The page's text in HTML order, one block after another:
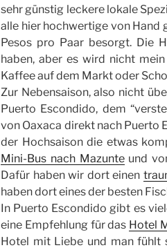
sehr günstig leckere lokale
alle hier hochwertige von
Pesos pro Paar besorgt. Die
haben, aber es wird nicht
Kaffee auf dem Markt oder
Zur Nebensaison, also nicht
Puerto Escondido, dem
von Oaxaca direkt nach Puerto
der Hochsaison die etwas
Mini-Bus nach Mazunteund
Dafür haben wir dort einen
haben dort eines der besten
In Puerto Escondido gibt es
eine Empfehlung für das Hotel
Hotel mit Liebe und man fühlt